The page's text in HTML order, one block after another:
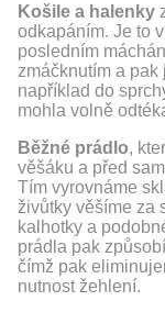
Košile a halenky
odkapáním. Je to
posledním
zmáčknutím a
například do
mohla volně
Běžné prádlo,
věšáku a před
Tím vyrovnáme
živůtky věšíme za
kalhotky a
prádla pak
čímž pak
nutnost žehlení.